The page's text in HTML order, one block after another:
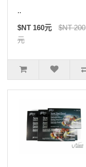
..
$NT 160元
$NT 200
元